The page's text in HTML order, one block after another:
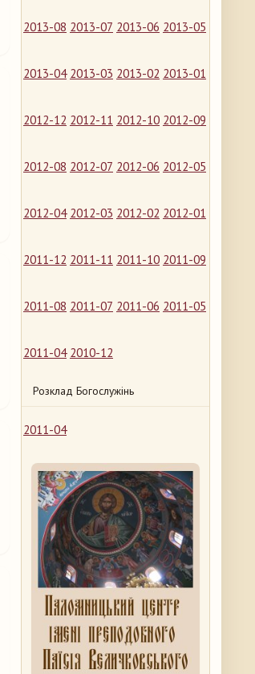
2013-08 2013-07 2013-06 2013-05
2013-04 2013-03 2013-02 2013-01
2012-12 2012-11 2012-10 2012-09
2012-08 2012-07 2012-06 2012-05
2012-04 2012-03 2012-02 2012-01
2011-12 2011-11 2011-10 2011-09
2011-08 2011-07 2011-06 2011-05
2011-04 2010-12
Розклад Богослужінь
2011-04